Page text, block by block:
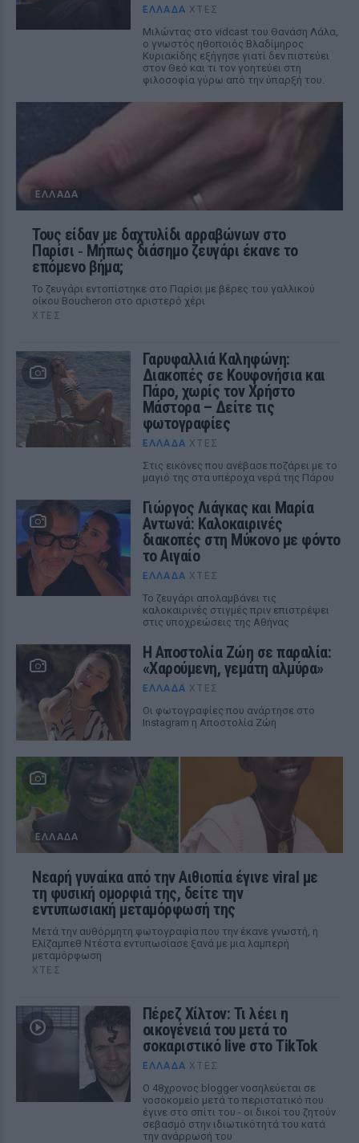
ΕΛΛΆΔΑ ΧΤΕΣ
Μιλώντας στο vidcast του Θανάση Λάλα,
ο γνωστός ηθοποιός Βλαδίμηρος
Κυριακίδης εξήγησε γιατί δεν πιστεύει
στον Θεό και τι τον γοητεύει στη
φιλοσοφία γύρω από την ύπαρξή του.
ΕΛΛΆΔΑ
Τους είδαν με δαχτυλίδι αρραβώνων στο
Παρίσι ‑ Μήπως διάσημο ζευγάρι έκανε το
επόμενο βήμα;
Το ζευγάρι εντοπίστηκε στο Παρίσι με βέρες του γαλλικού
οίκου Boucheron στο αριστερό χέρι
ΧΤΕΣ
Γαρυφαλλιά Καληφώνη:
Διακοπές σε Κουφονήσια και
Πάρο, χωρίς τον Χρήστο
Μάστορα – Δείτε τις
φωτογραφίες
ΕΛΛΆΔΑ ΧΤΕΣ
Στις εικόνες που ανέβασε ποζάρει με το
μαγιό της στα υπέροχα νερά της Πάρου
Γιώργος Λιάγκας και Μαρία
Αντωνά: Καλοκαιρινές
διακοπές στη Μύκονο με φόντο
το Αιγαίο
ΕΛΛΆΔΑ ΧΤΕΣ
Το ζευγάρι απολαμβάνει τις
καλοκαιρινές στιγμές πριν επιστρέψει
στις υποχρεώσεις της Αθήνας
Η Αποστολία Ζώη σε παραλία:
«Χαρούμενη, γεμάτη αλμύρα»
ΕΛΛΆΔΑ ΧΤΕΣ
Οι φωτογραφίες που ανάρτησε στο
Instagram η Αποστολία Ζώη
ΕΛΛΆΔΑ
Νεαρή γυναίκα από την Αιθιοπία έγινε viral με
τη φυσική ομορφιά της, δείτε την
εντυπωσιακή μεταμόρφωσή της
Μετά την αυθόρμητη φωτογραφία που την έκανε γνωστή, η
Ελίζαμπεθ Ντέστα εντυπωσίασε ξανά με μια λαμπερή
μεταμόρφωση
ΧΤΕΣ
Πέρεζ Χίλτον: Τι λέει η
οικογένειά του μετά το
σοκαριστικό live στο TikTok
ΕΛΛΆΔΑ ΧΤΕΣ
Ο 48χρονος blogger νοσηλεύεται σε
νοσοκομείο μετά το περιστατικό που
έγινε στο σπίτι του - οι δικοί του ζητούν
σεβασμό στην ιδιωτικότητά του κατά
την ανάρρωσή του